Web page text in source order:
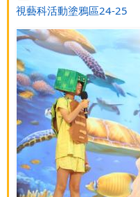
視藝科活動塗鴉區24-25